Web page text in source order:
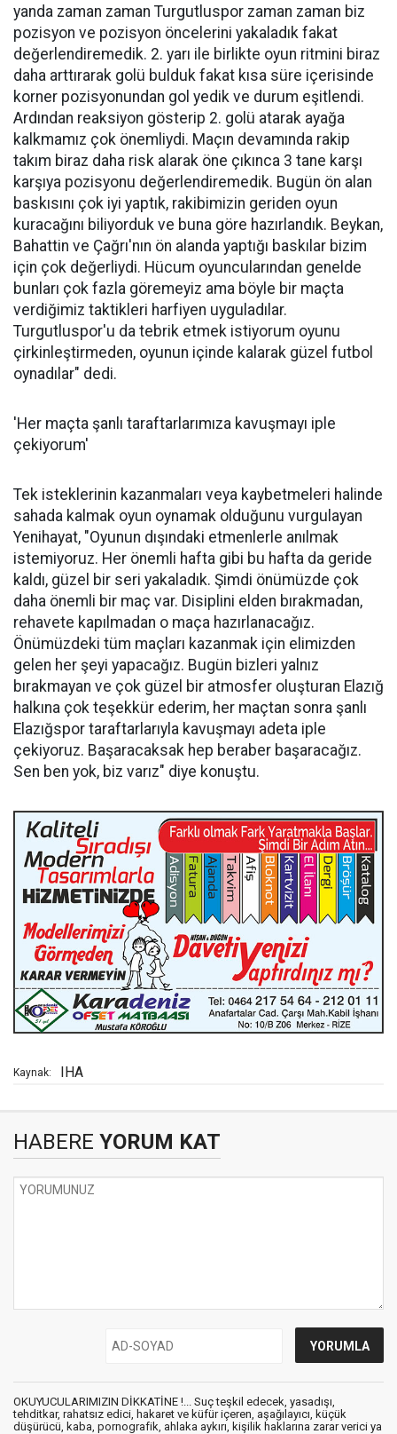
yanda zaman zaman Turgutluspor zaman zaman biz
pozisyon ve pozisyon öncelerini yakaladık fakat
değerlendiremedik. 2. yarı ile birlikte oyun ritmini biraz
daha arttırarak golü bulduk fakat kısa süre içerisinde
korner pozisyonundan gol yedik ve durum eşitlendi.
Ardından reaksiyon gösterip 2. golü atarak ayağa
kalkmamız çok önemliydi. Maçın devamında rakip
takım biraz daha risk alarak öne çıkınca 3 tane karşı
karşıya pozisyonu değerlendiremedik. Bugün ön alan
baskısını çok iyi yaptık, rakibimizin geriden oyun
kuracağını biliyorduk ve buna göre hazırlandık. Beykan,
Bahattin ve Çağrı'nın ön alanda yaptığı baskılar bizim
için çok değerliydi. Hücum oyuncularından genelde
bunları çok fazla göremeyiz ama böyle bir maçta
verdiğimiz taktikleri harfiyen uyguladılar.
Turgutluspor'u da tebrik etmek istiyorum oyunu
çirkinleştirmeden, oyunun içinde kalarak güzel futbol
oynadılar" dedi.
'Her maçta şanlı taraftarlarımıza kavuşmayı iple
çekiyorum'
Tek isteklerinin kazanmaları veya kaybetmeleri halinde
sahada kalmak oyun oynamak olduğunu vurgulayan
Yenihayat, "Oyunun dışındaki etmenlerle anılmak
istemiyoruz. Her önemli hafta gibi bu hafta da geride
kaldı, güzel bir seri yakaladık. Şimdi önümüzde çok
daha önemli bir maç var. Disiplini elden bırakmadan,
rehavete kapılmadan o maça hazırlanacağız.
Önümüzdeki tüm maçları kazanmak için elimizden
gelen her şeyi yapacağız. Bugün bizleri yalnız
bırakmayan ve çok güzel bir atmosfer oluşturan Elazığ
halkına çok teşekkür ederim, her maçtan sonra şanlı
Elazığspor taraftarlarıyla kavuşmayı adeta iple
çekiyoruz. Başaracaksak hep beraber başaracağız.
Sen ben yok, biz varız" diye konuştu.
Kaynak: IHA
HABERE YORUM KAT
OKUYUCULARIMIZIN DİKKATİNE !... Suç teşkil edecek, yasadışı,
tehditkar, rahatsız edici, hakaret ve küfür içeren, aşağılayıcı, küçük
düşürücü, kaba, pornografik, ahlaka aykırı, kişilik haklarına zarar verici ya